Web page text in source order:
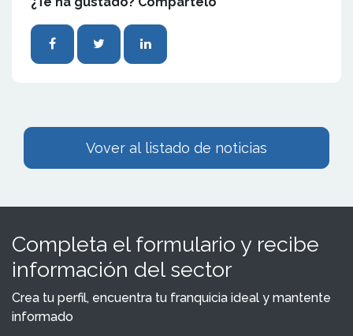
Vover al listado de noticias
Completa el formulario y recibe
información del sector
Crea tu perfil, encuentra tu franquicia ideal y mantente
informado